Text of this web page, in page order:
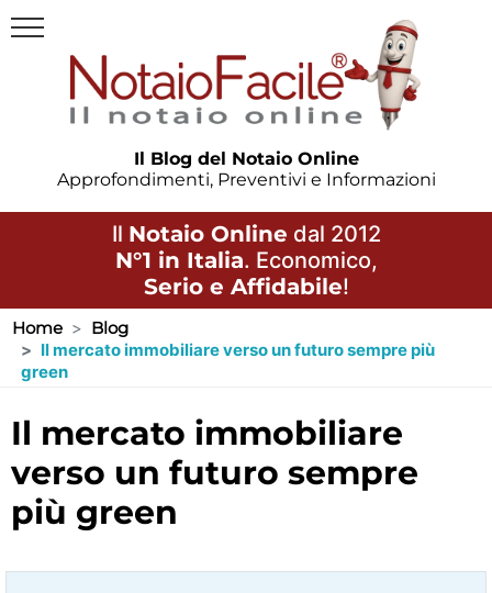
Il Blog del Notaio Online
Approfondimenti, Preventivi e Informazioni
Il Notaio Online dal 2012
N°1 in Italia. Economico,
Serio e Affidabile!
Home
Blog
Il mercato immobiliare verso un futuro sempre più
green
il mercato immobiliare
verso un futuro sempre
più green